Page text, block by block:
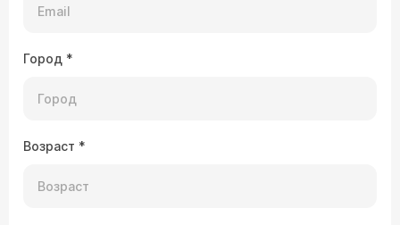
Город *
Возраст *